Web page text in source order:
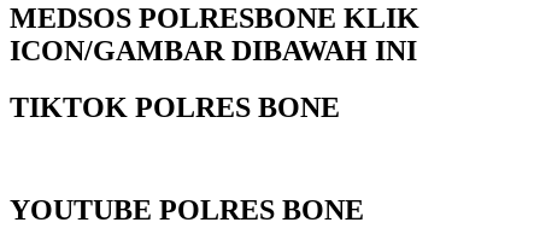
MEDSOS POLRESBONE KLIK
ICON/GAMBAR DIBAWAH INI
TIKTOK POLRES BONE
YOUTUBE POLRES BONE